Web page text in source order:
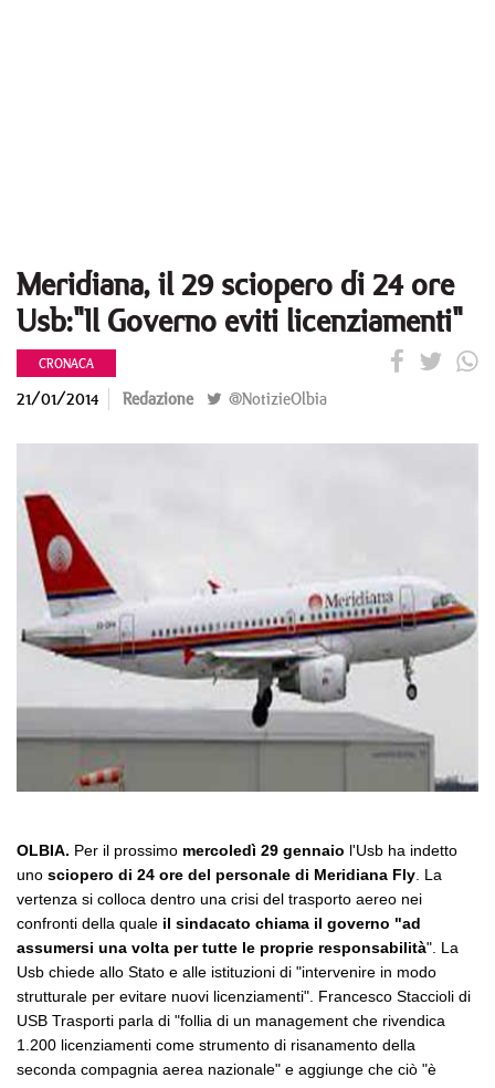
Meridiana, il 29 sciopero di 24 ore
Usb:"Il Governo eviti licenziamenti"
CRONACA
21/01/2014 Redazione @NotizieOlbia
OLBIA. Per il prossimo mercoledì 29 gennaio l'Usb ha indetto
uno sciopero di 24 ore del personale di Meridiana Fly . La
vertenza si colloca dentro una crisi del trasporto aereo nei
confronti della quale il sindacato chiama il governo "ad
assumersi una volta per tutte le proprie responsabilità". La
Usb chiede allo Stato e alle istituzioni di "intervenire in modo
strutturale per evitare nuovi licenziamenti". Francesco Staccioli di
USB Trasporti parla di "follia di un management che rivendica
1.200 licenziamenti come strumento di risanamento della
seconda compagnia aerea nazionale" e aggiunge che ciò "è